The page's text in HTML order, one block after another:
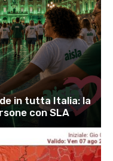
in tutta Italia: la
con SLA